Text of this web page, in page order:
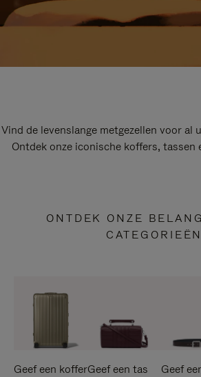
Vind de levenslange metgezellen voor al
Ontdek onze iconische koffers, tassen
ONTDEK ONZE
CATEGORIEËN
Geef een kofferGeef een tas
Geef